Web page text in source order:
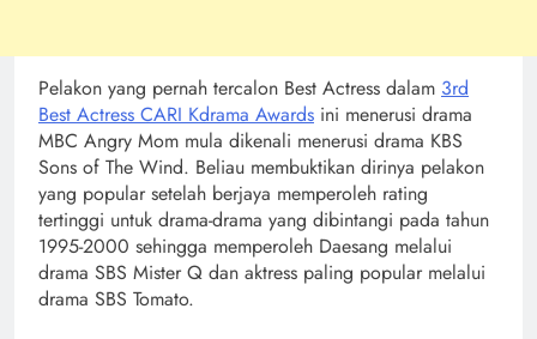
Pelakon yang pernah tercalon Best Actress dalam 3rd
Best Actress CARI Kdrama Awards ini menerusi drama
MBC Angry Mom mula dikenali menerusi drama KBS
Sons of The Wind. Beliau membuktikan dirinya pelakon
yang popular setelah berjaya memperoleh rating
tertinggi untuk drama-drama yang dibintangi pada tahun
1995-2000 sehingga memperoleh Daesang melalui
drama SBS Mister Q dan aktress paling popular melalui
drama SBS Tomato.